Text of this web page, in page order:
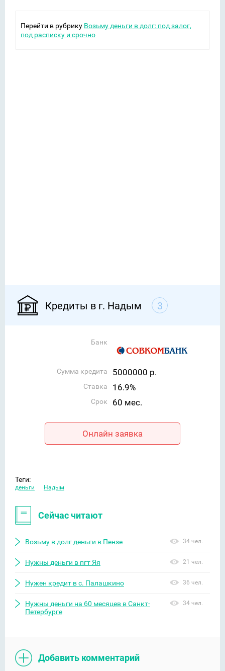
Перейти в рубрику Возьму деньги в долг: под залог,
под расписку и срочно
Кредиты в г. Надым 3
Банк
Сумма кредита 5000000 р.
Ставка 16.9%
Срок 60 мес.
Онлайн заявка
Теги:
деньги Надым
Сейчас читают
Возьму в долг деньги в Пензе 34 чел.
Нужны деньги в пгт Яя 21 чел.
Нужен кредит в с. Палашкино 36 чел.
Нужны деньги на 60 месяцев в Санкт-
Петербурге
34 чел.
Добавить комментарий